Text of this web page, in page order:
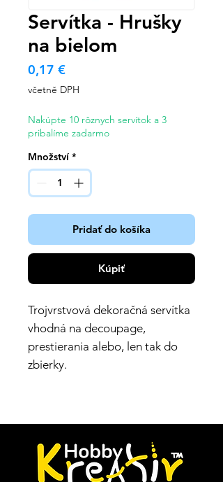
Servítka - Hrušky
na bielom
0,17 €Cena
včetně DPH
Nakúpte 10 rôznych servítok a 3
pribalíme zadarmo
Množství *
Pridať do košíka
Kúpiť
Trojvrstvová dekoračná servítka
vhodná na decoupage,
prestierania alebo, len tak do
zbierky.